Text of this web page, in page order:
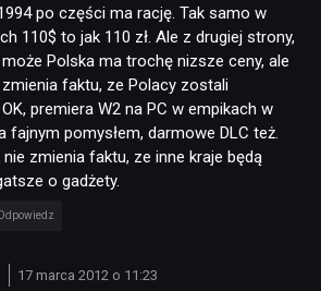
po części ma rację. Tak samo w
110$ to jak 110 zł. Ale z drugiej strony,
Polska ma trochę nizsze ceny, ale
faktu, ze Polacy zostali
OK, premiera W2 na PC w empikach w
fajnym pomysłem, darmowe DLC też.
zmienia faktu, ze inne kraje będą
o gadżety.
17 marca 2012 o 11:23